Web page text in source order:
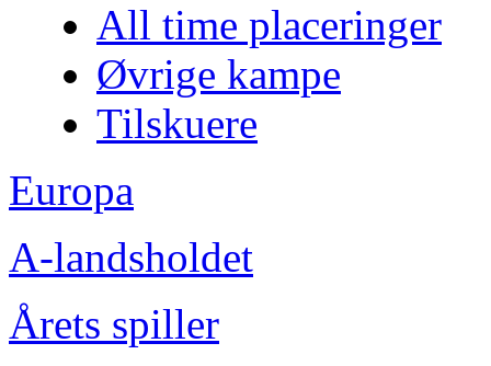
All time placeringer
Øvrige kampe
Tilskuere
Europa
A-landsholdet
Årets spiller